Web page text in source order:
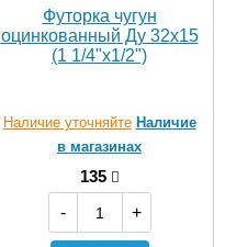
Футорка чугун
оцинкованный Ду 32х15
(1 1/4"х1/2")
Наличие уточняйте Наличие
в магазинах
135
-
+